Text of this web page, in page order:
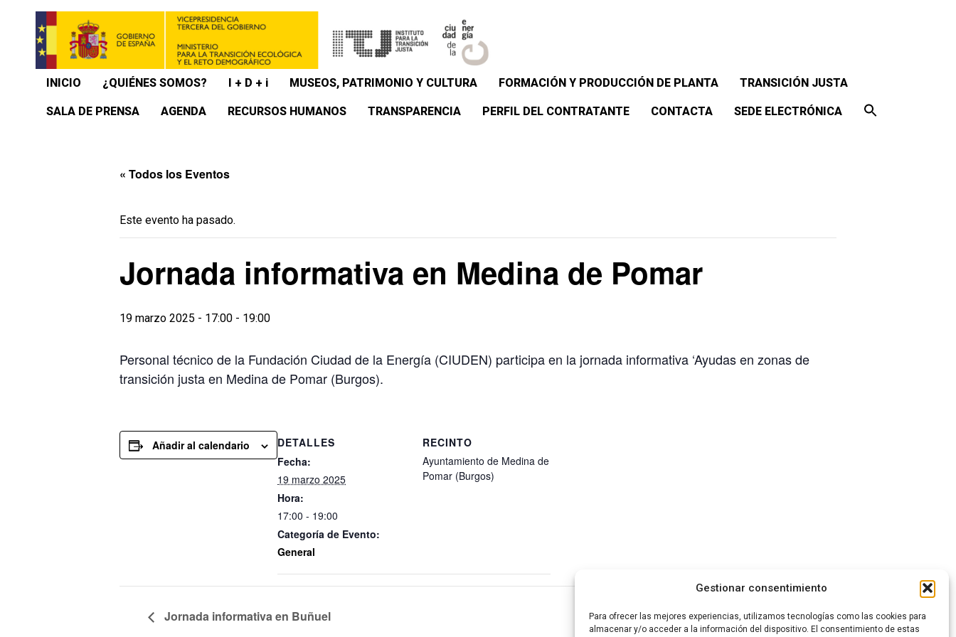
Gestionar consentimiento
Para ofrecer las mejores experiencias, utilizamos tecnologías como las cookies para
almacenar y/o acceder a la información del dispositivo. El consentimiento de estas
INICIO ¿QUIÉNES SOMOS? I + D + i MUSEOS, PATRIMONIO Y CULTURA FORMACIÓN Y PRODUCCIÓN DE PLANTA TRANSICIÓN JUSTA
SALA DE PRENSA AGENDA RECURSOS HUMANOS TRANSPARENCIA PERFIL DEL CONTRATANTE CONTACTA SEDE ELECTRÓNICA
« Todos los Eventos
Este evento ha pasado.
Jornada informativa en Medina de Pomar
19 marzo 2025 - 17:00 - 19:00
Personal técnico de la Fundación Ciudad de la Energía (CIUDEN) participa en la jornada informativa ‘Ayudas en zonas de
transición justa en Medina de Pomar (Burgos).
Añadir al calendario
DETALLES
Fecha:
19 marzo 2025
Hora:
17:00 - 19:00
Categoría de Evento:
General
RECINTO
Ayuntamiento de Medina de
Pomar (Burgos)
Jornada informativa en Buñuel Reunión con Asprona Bierzo y Simbiota